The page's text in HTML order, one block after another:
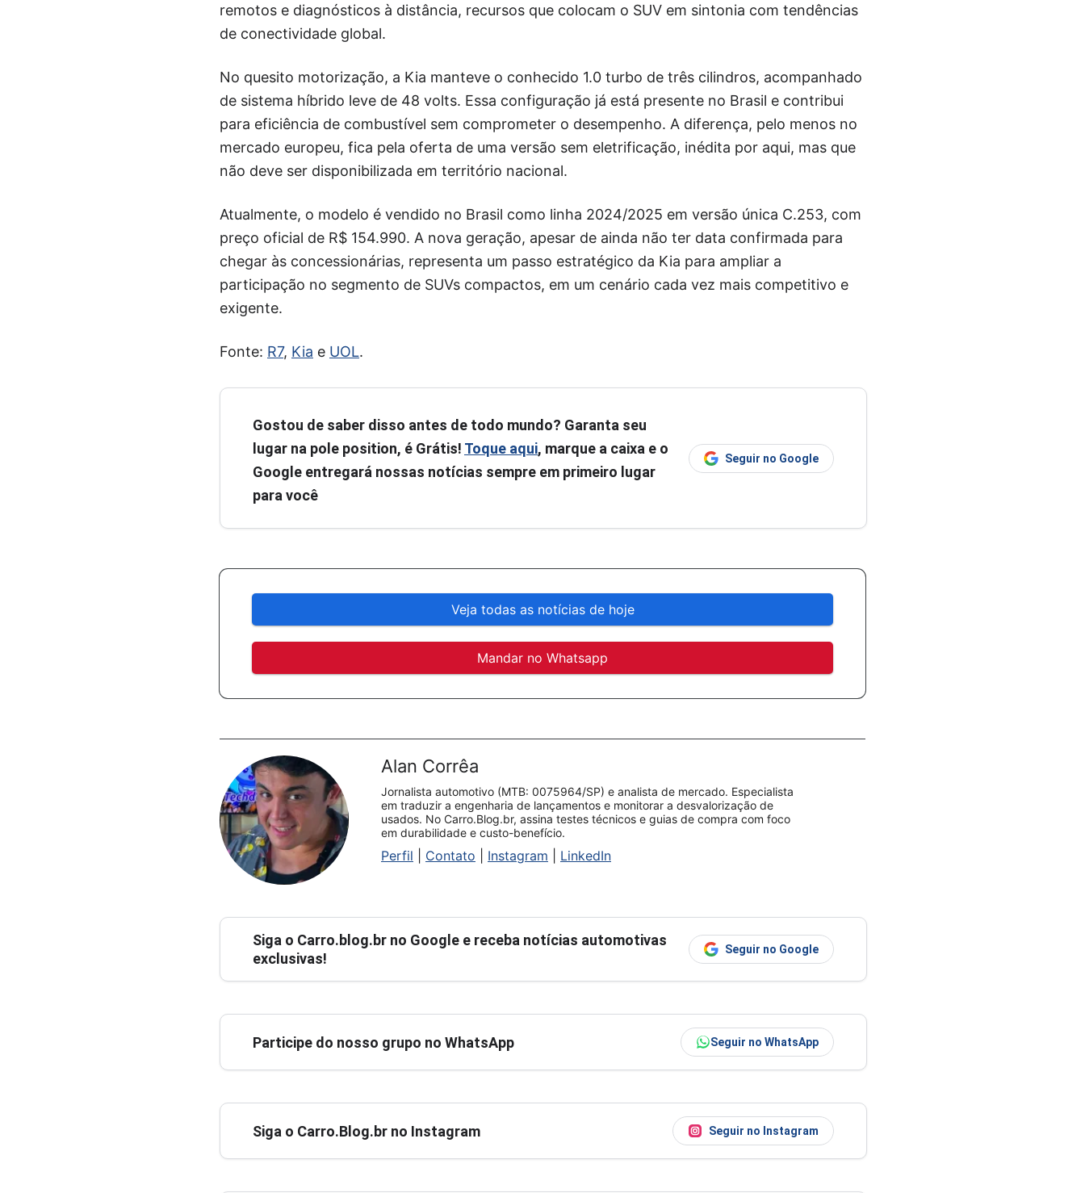
remotos e diagnósticos à distância, recursos que colocam o SUV em sintonia com tendências
de conectividade global.
No quesito motorização, a Kia manteve o conhecido 1.0 turbo de três cilindros, acompanhado
de sistema híbrido leve de 48 volts. Essa configuração já está presente no Brasil e contribui
para eficiência de combustível sem comprometer o desempenho. A diferença, pelo menos no
mercado europeu, fica pela oferta de uma versão sem eletrificação, inédita por aqui, mas que
não deve ser disponibilizada em território nacional.
Atualmente, o modelo é vendido no Brasil como linha 2024/2025 em versão única C.253, com
preço oficial de R$ 154.990. A nova geração, apesar de ainda não ter data confirmada para
chegar às concessionárias, representa um passo estratégico da Kia para ampliar a
participação no segmento de SUVs compactos, em um cenário cada vez mais competitivo e
exigente.
Fonte: R7, Kia e UOL.
Gostou de saber disso antes de todo mundo? Garanta seu
lugar na pole position, é Grátis! Toque aqui, marque a caixa e o
Google entregará nossas notícias sempre em primeiro lugar
para você
Seguir no Google
Veja todas as notícias de hoje
Mandar no Whatsapp
Alan Corrêa
Jornalista automotivo (MTB: 0075964/SP) e analista de mercado. Especialista
em traduzir a engenharia de lançamentos e monitorar a desvalorização de
usados. No Carro.Blog.br, assina testes técnicos e guias de compra com foco
em durabilidade e custo-benefício.
Perfil Contato Instagram LinkedIn
Siga o Carro.blog.br no Google e receba notícias automotivas
exclusivas!
Seguir no Google
Participe do nosso grupo no WhatsApp Seguir no WhatsApp
Siga o Carro.Blog.br no Instagram Seguir no Instagram